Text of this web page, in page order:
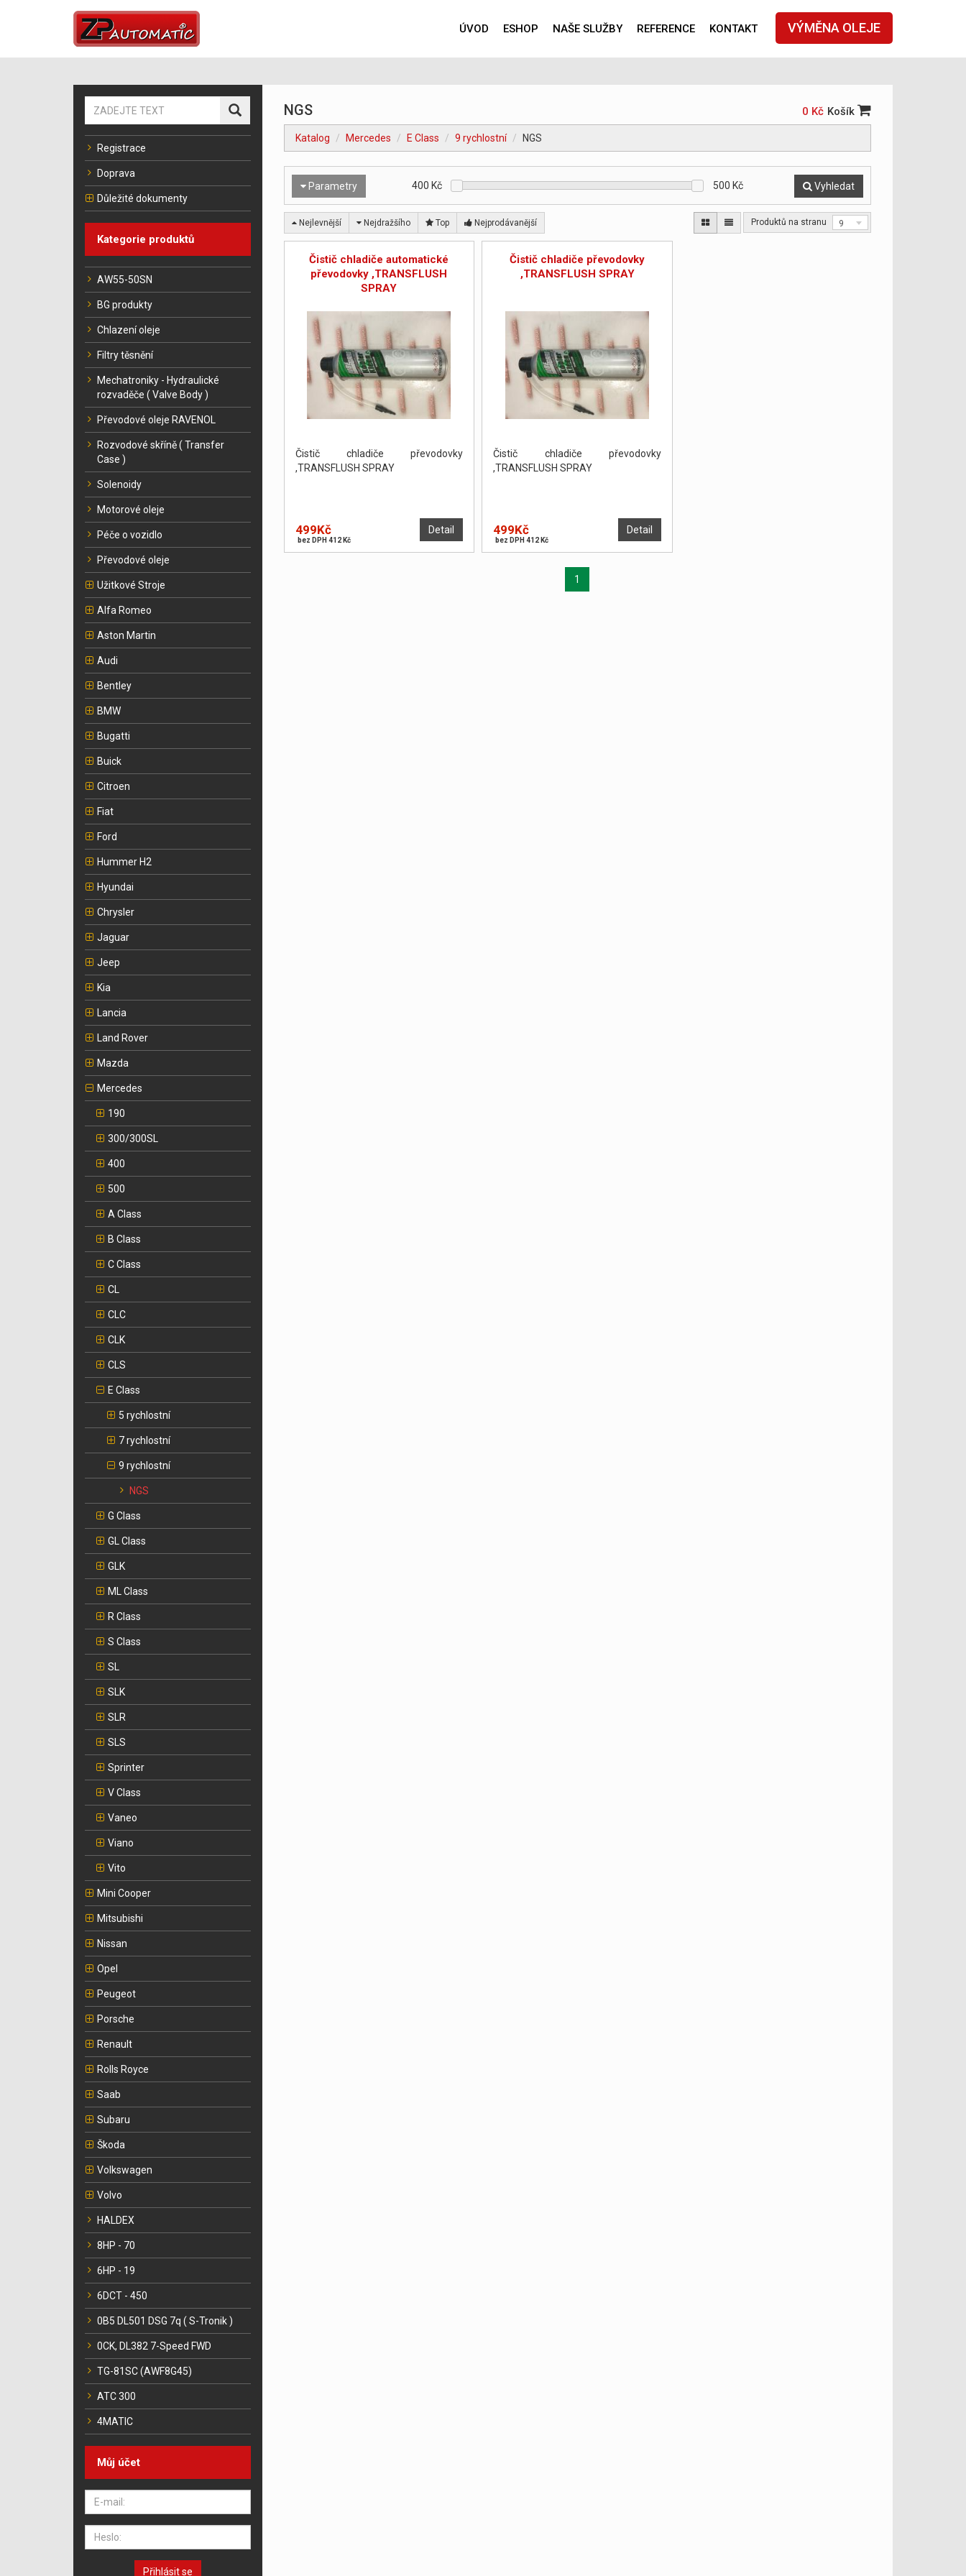
VÝMĚNA OLEJE
ÚVOD ESHOP NAŠE SLUŽBY REFERENCE KONTAKT
Registrace
Doprava
Důležité dokumenty
Kategorie produktů
AW55-50SN
BG produkty
Chlazení oleje
Filtry těsnění
Mechatroniky - Hydraulické
rozvaděče ( Valve Body )
Převodové oleje RAVENOL
Rozvodové skříně ( Transfer
Case )
Solenoidy
Motorové oleje
Péče o vozidlo
Převodové oleje
Užitkové Stroje
Alfa Romeo
Aston Martin
Audi
Bentley
BMW
Bugatti
Buick
Citroen
Fiat
Ford
Hummer H2
Hyundai
Chrysler
Jaguar
Jeep
Kia
Lancia
Land Rover
Mazda
Mercedes
190
300/300SL
400
500
A Class
B Class
C Class
CL
CLC
CLK
CLS
E Class
5 rychlostní
7 rychlostní
9 rychlostní
NGS
G Class
GL Class
GLK
ML Class
R Class
S Class
SL
SLK
SLR
SLS
Sprinter
V Class
Vaneo
Viano
Vito
Mini Cooper
Mitsubishi
Nissan
Opel
Peugeot
Porsche
Renault
Rolls Royce
Saab
Subaru
Škoda
Volkswagen
Volvo
HALDEX
8HP - 70
6HP - 19
6DCT - 450
0B5 DL501 DSG 7q ( S-Tronik )
0CK, DL382 7-Speed FWD
TG-81SC (AWF8G45)
ATC 300
4MATIC
Můj účet
Přihlásit se
NGS 0 Kč Košík
Katalog Mercedes E Class 9 rychlostní NGS
Parametry 400 Kč 500 Kč Vyhledat
Nejlevnější Nejdražšího Top Nejprodávanější Produktů na stranu 9
Čistič chladiče automatické
převodovky ,TRANSFLUSH
SPRAY
Čistič chladiče převodovky
,TRANSFLUSH SPRAY
Detail
499Kč
bez DPH 412 Kč
Čistič chladiče převodovky
,TRANSFLUSH SPRAY
Čistič chladiče převodovky
,TRANSFLUSH SPRAY
Detail
499Kč
bez DPH 412 Kč
1